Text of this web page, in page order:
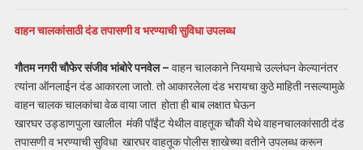
वाहन चालकांसाठी दंड तपासणी व भरण्याची सुविधा उपलब्ध
गौतम नगरी चौफेर संजीव भांबोरे पनवेल – वाहन चालकाने नियमाचे उल्लंघन केल्यानंतर
त्यांना ऑनलाईन दंड आकारला जातो. तो आकारलेला दंड भरायचा कुठे माहिती नसल्यामुळे
वाहन चालक चालकांचा वेळ वाया जात होता ही बाब लक्षात घेऊन
खारघर उड्डाणपुला खालील मंकी पॉईंट येथील वाहतूक चौकी येथे वाहनचालकांसाठी दंड
तपासणी व भरण्याची सुविधा खारघर वाहतूक पोलीस शाखेच्या वतीने उपलब्ध करून